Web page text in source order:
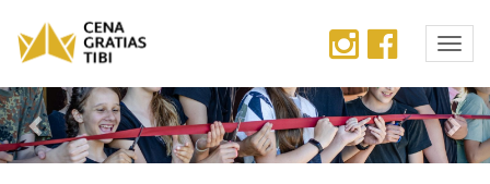
Předchozí